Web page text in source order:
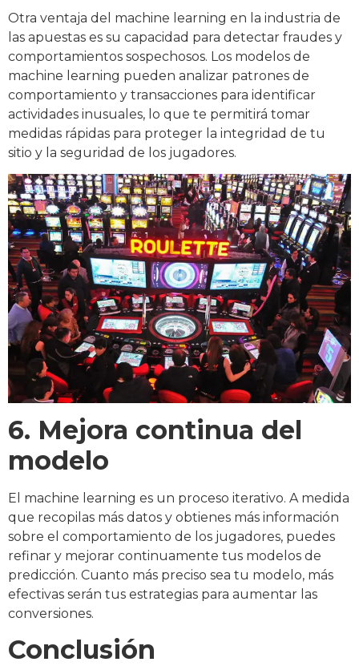
Otra ventaja del machine learning en la industria de
las apuestas es su capacidad para detectar fraudes y
comportamientos sospechosos. Los modelos de
machine learning pueden analizar patrones de
comportamiento y transacciones para identificar
actividades inusuales, lo que te permitirá tomar
medidas rápidas para proteger la integridad de tu
sitio y la seguridad de los jugadores.
6. Mejora continua del
modelo
El machine learning es un proceso iterativo. A medida
que recopilas más datos y obtienes más información
sobre el comportamiento de los jugadores, puedes
refinar y mejorar continuamente tus modelos de
predicción. Cuanto más preciso sea tu modelo, más
efectivas serán tus estrategias para aumentar las
conversiones.
Conclusión